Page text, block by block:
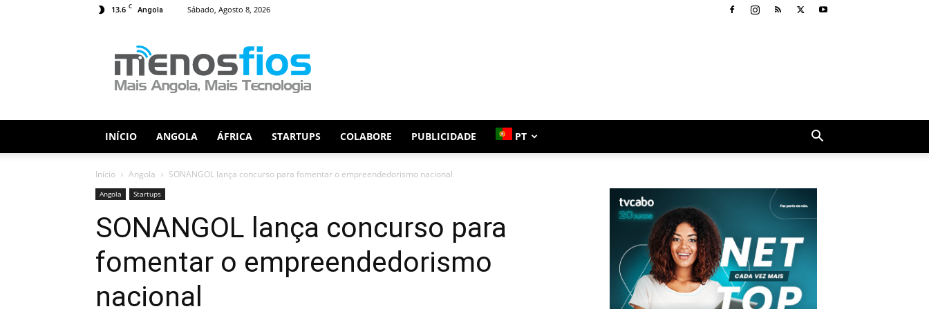
13.6 C Angola Sábado, Agosto 8, 2026
Fios
INÍCIO ANGOLA ÁFRICA STARTUPS COLABORE PUBLICIDADE PT
Início Angola SONANGOL lança concurso para fomentar o empreendedorismo nacional
Angola Startups
SONANGOL lança concurso para
fomentar o empreendedorismo
nacional